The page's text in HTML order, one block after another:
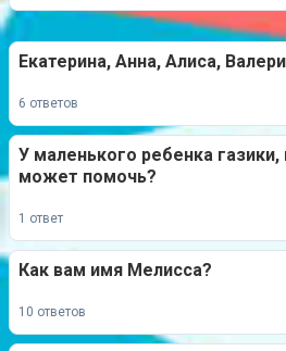
Екатерина, Анна, Алиса,
6 ответов
У маленького ребенка газики,
может помочь?
1 ответ
Как вам имя Мелисса?
10 ответов